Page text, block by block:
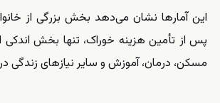
این آمارها نشان می‌دهد بخش بزرگی از
پس از تأمین هزینه خوراک، تنها بخش اندکی
مسکن، درمان، آموزش و سایر نیازهای زندگی در